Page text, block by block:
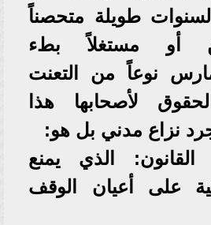
طويلة متحصناً
أو مستغلاً بطء
نوعاً من التعنت
لأصحابها هذا
نزاع مدني بل هو:
القانون: الذي يمنع
على أعيان الوقف